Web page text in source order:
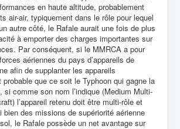
en haute altitude, probablement
air-air, typiquement dans le rôle pour lequel
autre côté, le Rafale aurait une fois de plus
à emporter des charges importantes sur
Par conséquent, si le MMRCA a pour
aériennes du pays d’appareils de
afin de supplanter les appareils
que ce soit le Typhoon qui gagne la
si comme son nom l’indique (Medium Multi-
l’appareil retenu doit être multi-rôle et
bien des missions de supériorité aérienne
le Rafale possède un net avantage sur